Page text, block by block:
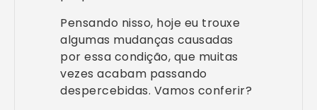
Pensando nisso, hoje eu trouxe
algumas mudanças causadas
por essa condição, que muitas
vezes acabam passando
despercebidas. Vamos conferir?